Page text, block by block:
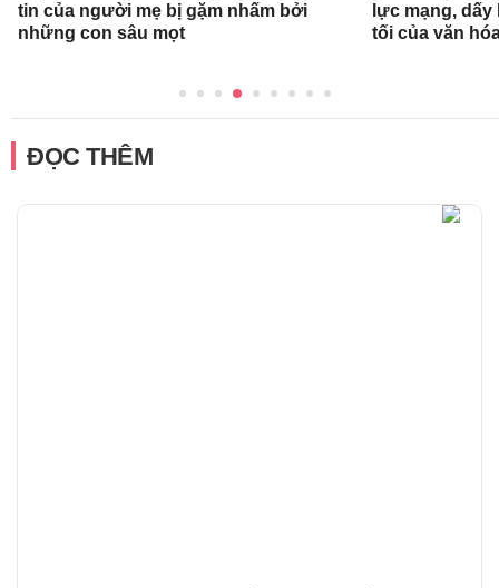
tin của người mẹ bị gặm nhấm bởi
những con sâu mọt
lực mạng,
tối của văn
ĐỌC THÊM